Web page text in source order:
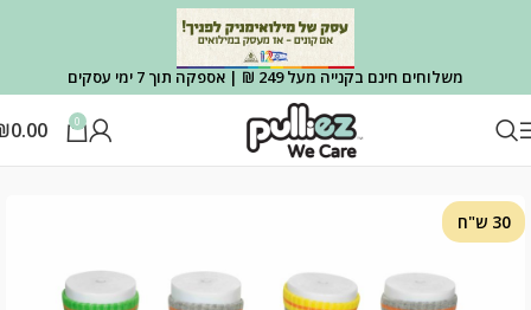
משלוחים חינם בקנייה מעל 249 ₪ | אספקה תוך 7 ימי עסקים
0
0.00
עמוד הבית OUTLET OUTLET גרביים
30 ש"ח